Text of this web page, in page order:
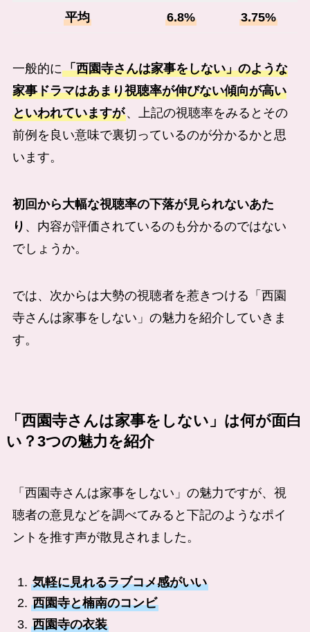
平均 6.8% 3.75%
一般的に「西園寺さんは家事をしない」のような
家事ドラマはあまり視聴率が伸びない傾向が高い
といわれていますが、上記の視聴率をみるとその
前例を良い意味で裏切っているのが分かるかと思
います。
初回から大幅な視聴率の下落が見られないあた
り 、内容が評価されているのも分かるのではない
でしょうか。
では、次からは大勢の視聴者を惹きつける「西園
寺さんは家事をしない」の魅力を紹介していきま
す。
「西園寺さんは家事をしない」は何が面白
い？3つの魅力を紹介
「西園寺さんは家事をしない」の魅力ですが、視
聴者の意見などを調べてみると下記のようなポイ
ントを推す声が散見されました。
気軽に見れるラブコメ感がいい
西園寺と楠南のコンビ
西園寺の衣装